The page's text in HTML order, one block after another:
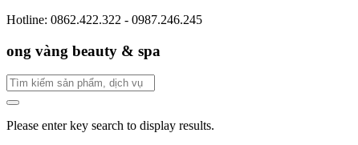
Hotline: 0862.422.322 - 0987.246.245
ong vàng beauty & spa
Please enter key search to display results.